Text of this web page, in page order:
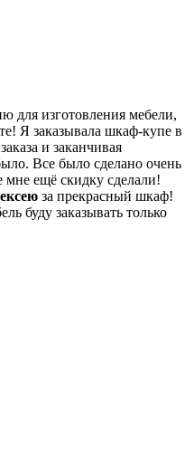
для изготовления мебели,
Я заказывала шкаф-купе в
и заканчивая
Все было сделано очень
ещё скидку сделали!
за прекрасный шкаф!
буду заказывать только